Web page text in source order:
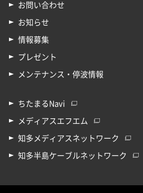
お問い合わせ
お知らせ
情報募集
プレゼント
メンテナンス・停波情報
ちたまるNavi
メディアスエフエム
知多メディアスネットワーク
知多半島ケーブルネットワーク